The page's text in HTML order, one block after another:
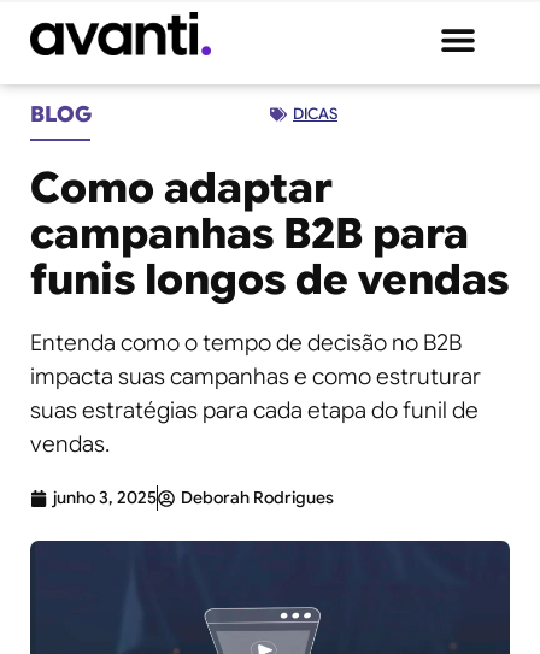
BLOG DICAS
Como adaptar
campanhas B2B para
funis longos de vendas
Entenda como o tempo de decisão no B2B
impacta suas campanhas e como estruturar
suas estratégias para cada etapa do funil de
vendas.
junho 3, 2025 Deborah Rodrigues